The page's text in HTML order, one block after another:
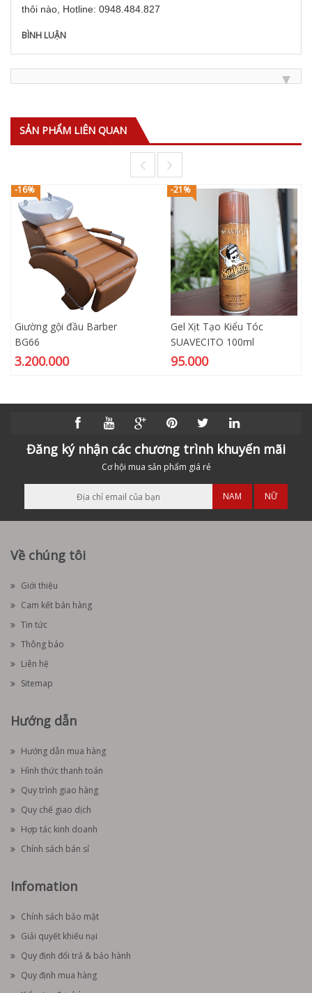
thôi nào, Hotline: 0948.484.827
BÌNH LUẬN
SẢN PHẨM LIÊN QUAN
-16%
Giường gội đầu Barber
BG66
3.200.000
-21%
Gel Xịt Tạo Kiểu Tóc
SUAVECITO 100ml
95.000
Đăng ký nhận các chương trình khuyến mãi
Cơ hội mua sản phẩm giá rẻ
NAM NỮ
Về chúng tôi
Giới thiệu
Cam kết bán hàng
Tin tức
Thông báo
Liên hệ
Sitemap
Hướng dẫn
Hướng dẫn mua hàng
Hình thức thanh toán
Quy trình giao hàng
Quy chế giao dịch
Hợp tác kinh doanh
Chính sách bán sỉ
Infomation
Chính sách bảo mật
Giải quyết khiếu nại
Quy định đổi trả & bảo hành
Quy định mua hàng